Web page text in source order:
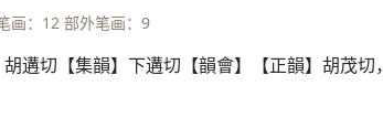
画：12 部外笔画：9
胡遘切【集韻】下遘切【韻會】【正韻】胡茂切，